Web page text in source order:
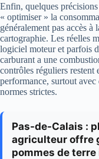
Enfin, quelques
« optimiser » la
généralement pas accès à
cartographie. Les réelles
logiciel moteur et parfois
carburant a une
contrôles réguliers restent
performance, surtout avec
normes strictes.
Pas-de-Calais :
agriculteur offre
pommes de